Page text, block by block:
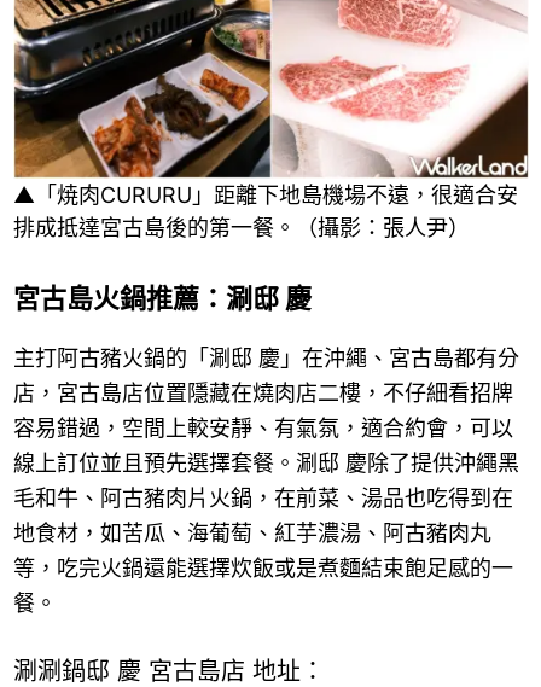
▲「焼肉CURURU」距離下地島機場不遠，很適合安
排成抵達宮古島後的第一餐。（攝影：張人尹）
宮古島火鍋推薦：涮邸 慶
主打阿古豬火鍋的「涮邸 慶」在沖繩、宮古島都有分
店，宮古島店位置隱藏在燒肉店二樓，不仔細看招牌
容易錯過，空間上較安靜、有氣氛，適合約會，可以
線上訂位並且預先選擇套餐。涮邸 慶除了提供沖繩黑
毛和牛、阿古豬肉片火鍋，在前菜、湯品也吃得到在
地食材，如苦瓜、海葡萄、紅芋濃湯、阿古豬肉丸
等，吃完火鍋還能選擇炊飯或是煮麵結束飽足感的一
餐。
涮涮鍋邸 慶 宮古島店 地址：